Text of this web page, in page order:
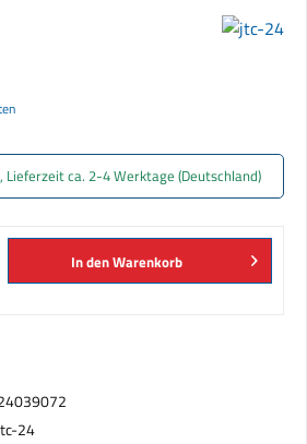
ca. 2-4 Werktage (Deutschland)
In denWarenkorb
24